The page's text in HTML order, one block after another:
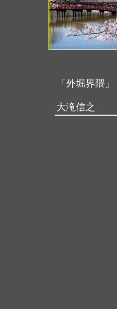
「外堀界隈」
大滝信之